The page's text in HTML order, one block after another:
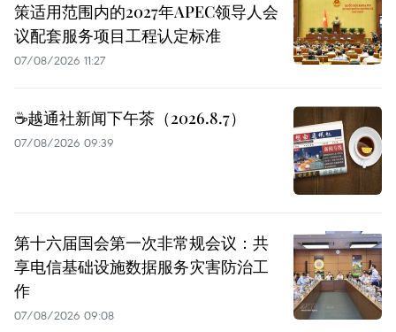
策适用范围内的2027年APEC领导人会
议配套服务项目工程认定标准
07/08/2026 11:27
☕️越通社新闻下午茶（2026.8.7）
07/08/2026 09:39
第十六届国会第一次非常规会议：共
享电信基础设施数据服务灾害防治工
作
07/08/2026 09:08